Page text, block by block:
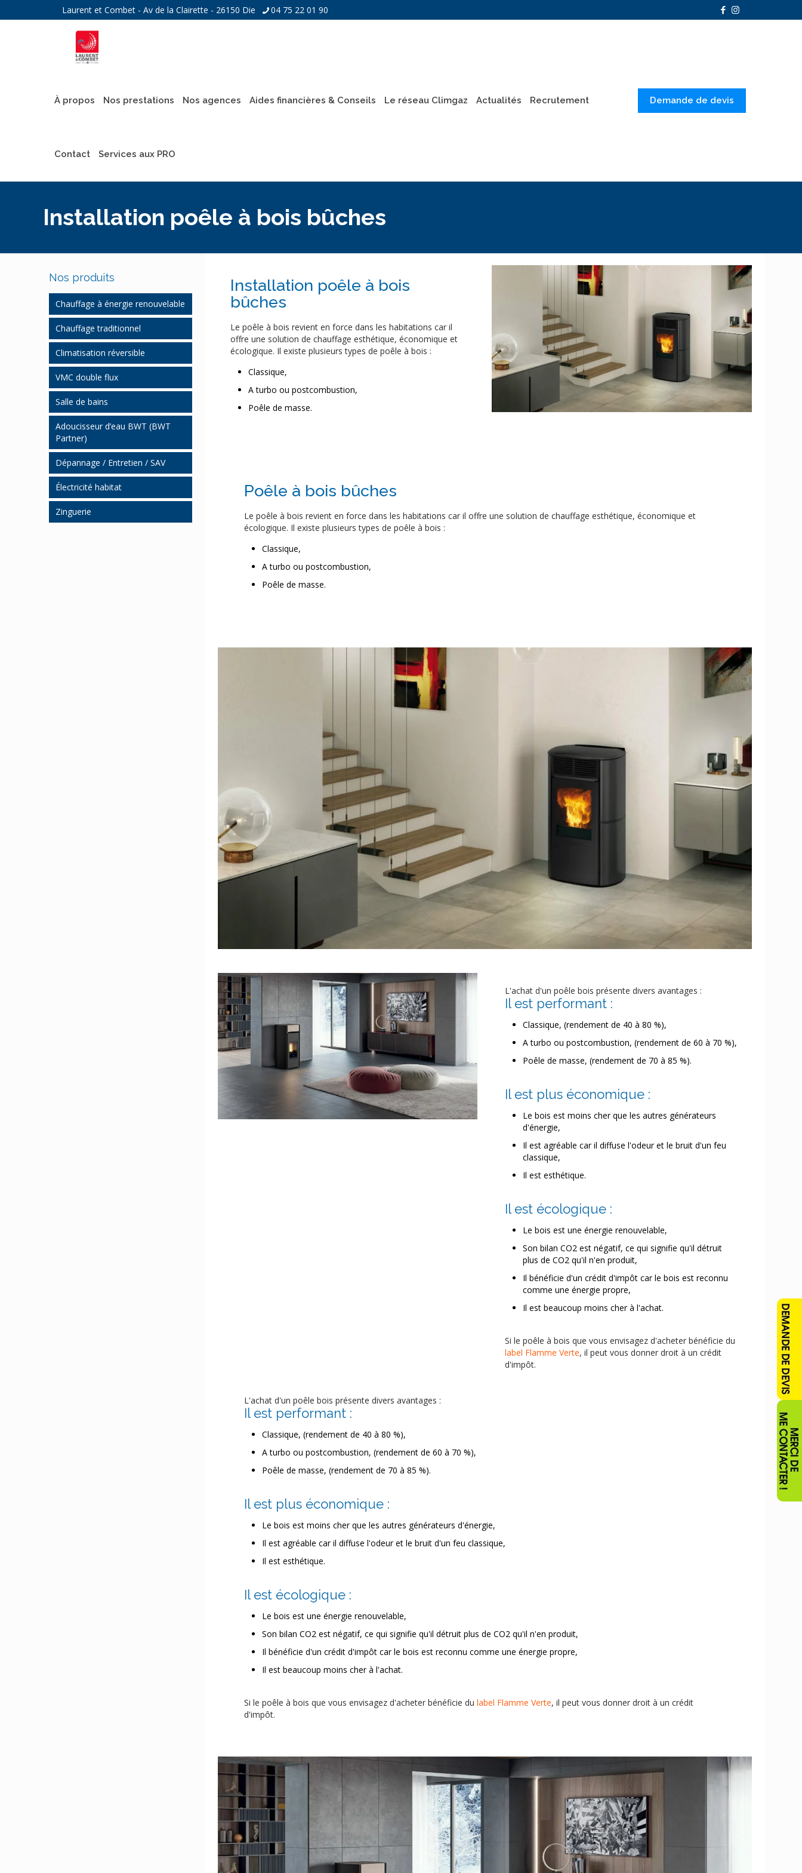
Laurent et Combet - Av de la Clairette - 26150 Die 04 75 22 01 90
À propos Nos prestations Nos agences Aides financières & Conseils Le réseau Climgaz Actualités Recrutement
Contact Services aux PRO
Demande de devis
Installation poêle à bois bûches
Installation poêle à bois
bûches
Le poêle à bois revient en force dans les habitations car il
offre une solution de chauffage esthétique, économique et
écologique. Il existe plusieurs types de poêle à bois :
Classique,
A turbo ou postcombustion,
Poêle de masse.
Poêle à bois bûches
Le poêle à bois revient en force dans les habitations car il offre une solution de chauffage esthétique, économique et
écologique. Il existe plusieurs types de poêle à bois :
Classique,
A turbo ou postcombustion,
Poêle de masse.
L'achat d'un poêle bois présente divers avantages :
Il est performant :
Classique, (rendement de 40 à 80 %),
A turbo ou postcombustion, (rendement de 60 à 70 %),
Poêle de masse, (rendement de 70 à 85 %).
Il est plus économique :
Le bois est moins cher que les autres générateurs
d'énergie,
Il est agréable car il diffuse l'odeur et le bruit d'un feu
classique,
Il est esthétique.
Il est écologique :
Le bois est une énergie renouvelable,
Son bilan CO2 est négatif, ce qui signifie qu'il détruit
plus de CO2 qu'il n'en produit,
Il bénéficie d'un crédit d'impôt car le bois est reconnu
comme une énergie propre,
Il est beaucoup moins cher à l'achat.
Si le poêle à bois que vous envisagez d'acheter bénéficie du
label Flamme Verte, il peut vous donner droit à un crédit
d'impôt.
L'achat d'un poêle bois présente divers avantages :
Il est performant :
Classique, (rendement de 40 à 80 %),
A turbo ou postcombustion, (rendement de 60 à 70 %),
Poêle de masse, (rendement de 70 à 85 %).
Il est plus économique :
Le bois est moins cher que les autres générateurs d'énergie,
Il est agréable car il diffuse l'odeur et le bruit d'un feu classique,
Il est esthétique.
Il est écologique :
Le bois est une énergie renouvelable,
Son bilan CO2 est négatif, ce qui signifie qu'il détruit plus de CO2 qu'il n'en produit,
Il bénéficie d'un crédit d'impôt car le bois est reconnu comme une énergie propre,
Il est beaucoup moins cher à l'achat.
Si le poêle à bois que vous envisagez d'acheter bénéficie dulabel Flamme Verte, il peut vous donner droit à un crédit
d'impôt.
Nos produits
Chauffage à énergie renouvelable
Pompe à chaleur
Chauffage bois granulés
Poêle à bois bûches
Pompe à chaleur système
gainable
Chauffe-eau
thermodynamique
Chauffage solaire
Chauffe-eau solaire CESI
Chauffage traditionnel
Chauffage gaz et fioul
Régulation chauffage
Climatisation réversible
VMC double flux
Salle de bains
Salle de bains clé en main
Kinemagic
Mobilier
Cabine de douche
Accessibilité / Handicap
Adoucisseur d’eau BWT (BWT
Partner)
Dépannage / Entretien / SAV
Chauffage
Plomberie / Sanitaire
Électricité habitat
Zinguerie